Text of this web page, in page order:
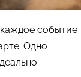
событие
Одно